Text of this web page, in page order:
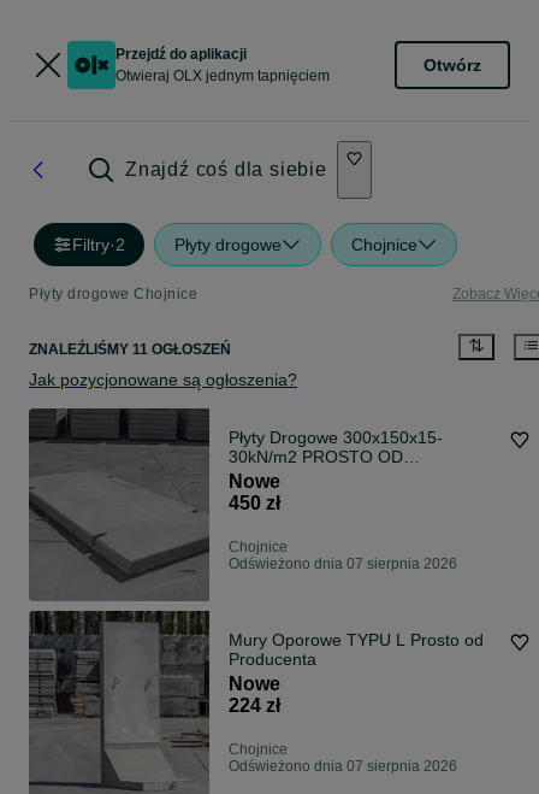
Przejdź do aplikacji
Otwieraj OLX jednym tapnięciem
Otwórz
Znajdź coś dla siebie
Filtry·2 Płyty drogowe Chojnice
Płyty drogowe Chojnice Zobacz
ZNALEŹLIŚMY 11 OGŁOSZEŃ
Jak pozycjonowane są ogłoszenia?
Płyty Drogowe 300x150x15-
30kN/m2 PROSTO OD
PRODUCENTA!!!
Nowe
450 zł
Chojnice
Odświeżono dnia 07 sierpnia 2026
Mury Oporowe TYPU L Prosto od
Producenta
Nowe
224 zł
Chojnice
Odświeżono dnia 07 sierpnia 2026